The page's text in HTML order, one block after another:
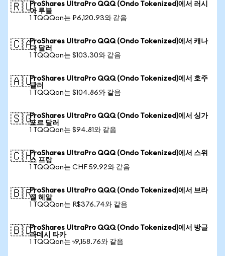
🇷🇺ProShares UltraPro QQQ (Ondo Tokenized)에서 러시
아 루블
1 TQQQon는 ₽6,120.93와 같음
🇨🇦ProShares UltraPro QQQ (Ondo Tokenized)에서 캐나
다 달러
1 TQQQon는 $103.30와 같음
🇦🇺ProShares UltraPro QQQ (Ondo Tokenized)에서 호주
달러
1 TQQQon는 $104.86와 같음
🇸🇬ProShares UltraPro QQQ (Ondo Tokenized)에서 싱가
포르 달러
1 TQQQon는 $94.81와 같음
🇨🇭ProShares UltraPro QQQ (Ondo Tokenized)에서 스위
스 프랑
1 TQQQon는 CHF 59.92와 같음
🇧🇷ProShares UltraPro QQQ (Ondo Tokenized)에서 브라
질 헤알
1 TQQQon는 R$376.74와 같음
🇧🇩ProShares UltraPro QQQ (Ondo Tokenized)에서 방글
라데시 타카
1 TQQQon는 ৳9,158.76와 같음